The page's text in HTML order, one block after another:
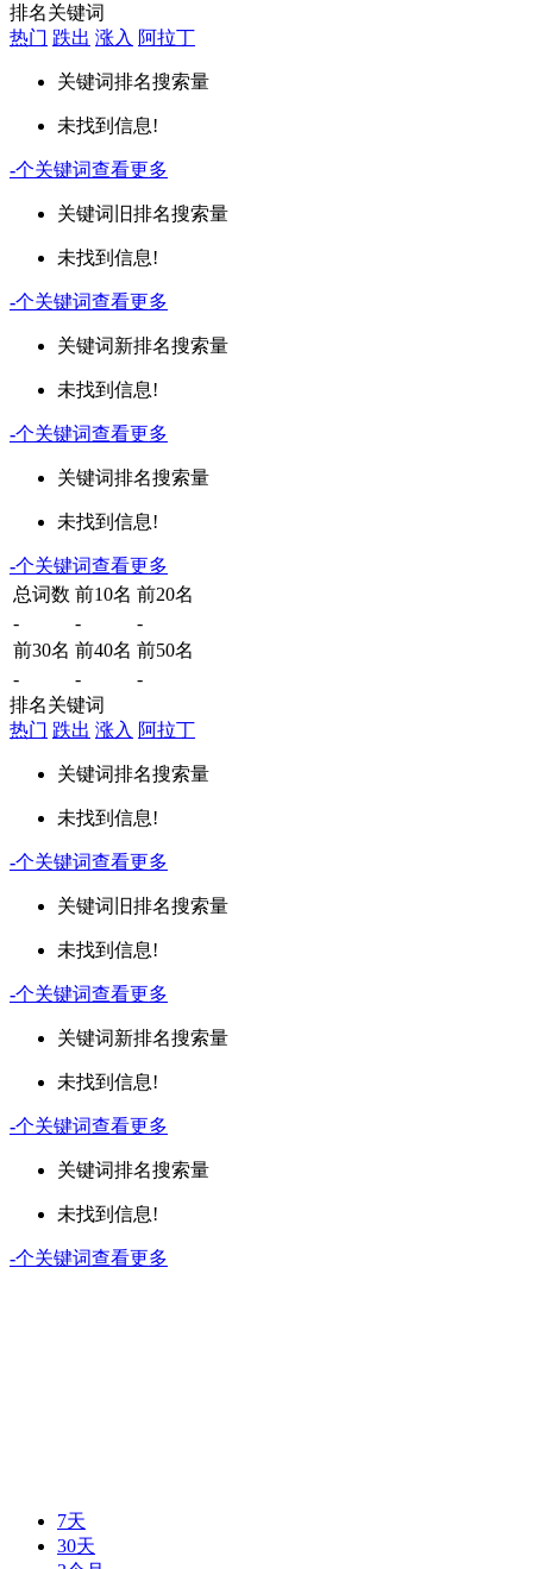
排名关键词
热门 跌出 涨入 阿拉丁
关键词排名搜索量
未找到信息!
-个关键词查看更多
关键词 旧排名搜索量
未找到信息!
-个关键词查看更多
关键词新排名搜索量
未找到信息!
-个关键词查看更多
关键词排名搜索量
未找到信息!
-个关键词查看更多
总词数 前10名 前20名
-
-
-
前30名 前40名 前50名
-
-
-
排名关键词
热门 跌出 涨入 阿拉丁
关键词排名搜索量
未找到信息!
-个关键词查看更多
关键词 旧排名搜索量
未找到信息!
-个关键词查看更多
关键词新排名搜索量
未找到信息!
-个关键词查看更多
关键词排名搜索量
未找到信息!
-个关键词查看更多
7天
30天